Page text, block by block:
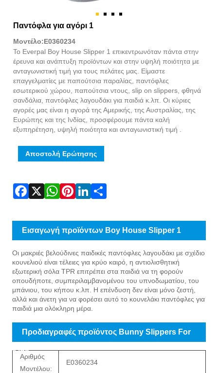
Παντόφλα για αγόρι 1
Μοντέλο:E0360234
Το Everpal Boy House Slipper 1 επικεντρωνόταν πάντα στην
έρευνα και ανάπτυξη προϊόντων και στην υψηλή ποιότητα με
ανταγωνιστική τιμή για τους πελάτες μας. Είμαστε
επαγγελματίες με παπούτσια παραλίας, παντόφλες
εσωτερικού χώρου, παπούτσια ντους, slip on slippers, φθηνά
σανδάλια, παντόφλες λαγουδάκι για παιδιά κ.λπ. Οι κύριες
αγορές μας είναι η αγορά της Αμερικής, της Αυστραλίας, της
Ευρώπης και της Ινδίας, προσφέρουμε πάντα καλή
εξυπηρέτηση, υψηλή ποιότητα και ανταγωνιστική τιμή .
Αποστολή Ερώτησης
Εισαγωγή προϊόντων Boy House Slipper 1
Οι μακριές βελούδινες παιδικές παντόφλες λαγουδάκι με σχέδιο
κουνελιού είναι τέλειες για κρύο καιρό, η αντιολισθητική
εξωτερική σόλα TPR επιτρέπει στα παιδιά να τη φορούν
οπουδήποτε, συμπεριλαμβανομένου του υπνοδωματίου, του
μπάνιου, του κήπου κ.λπ. Η επένδυση δεν είναι μόνο ζεστή,
αλλά και άνετη για να φορέσει αυτό το κουνελάκι παντόφλες για
παιδιά μια ολόκληρη μέρα.
Προδιαγραφές προϊόντος Bunny Slippers For
Kids
Αριθμός
Μοντέλου:
E0360234